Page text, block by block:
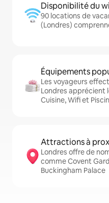
Disponibilité du
90 locations de
(Londres)
Équipements
Les voyageurs
Londres apprécient
Cuisine, Wifi et
Attractions à
Londres offre de
comme Covent
Buckingham Palace